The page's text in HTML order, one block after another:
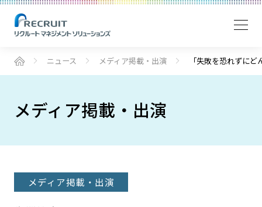
ニュース メディア掲載・出演 「失敗を恐れずに
メディア掲載・出演
メディア掲載・出演